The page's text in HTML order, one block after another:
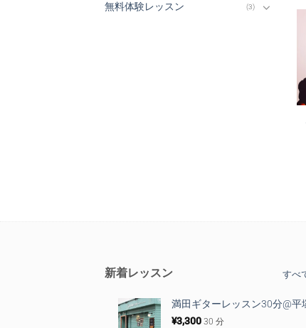
無料体験レッスン (3)
新着レッスン すべ
満田ギターレッスン30分@平
¥3,300 30 分